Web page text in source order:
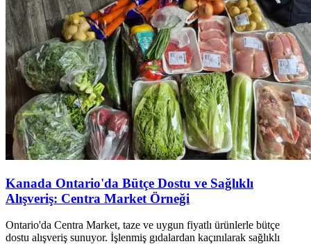
Kanada Ontario'da Bütçe Dostu ve Sağlıklı
Alışveriş: Centra Market Örneği
Ontario'da Centra Market, taze ve uygun fiyatlı ürünlerle bütçe
dostu alışveriş sunuyor. İşlenmiş gıdalardan kaçınılarak sağlıklı